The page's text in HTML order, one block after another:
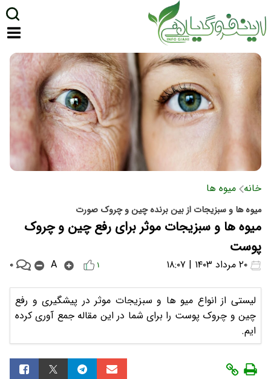
خانه میوه ها
میوه ها و سبزیجات از بین برنده چین و چروک صورت
میوه ها و سبزیجات موثر برای رفع چین و چروک
پوست
۱ A ۰
لیستی از انواع میو ها و سبزیجات موثر در پیشگیری و رفع
چین و چروک پوست را برای شما در این مقاله جمع آوری کرده
ایم.